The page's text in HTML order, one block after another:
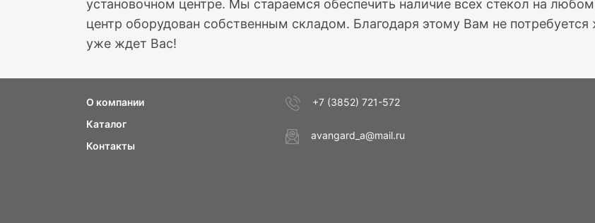
установочном центре. Мы стараемся обеспечить наличие всех стекол на
центр оборудован собственным складом. Благодаря этому Вам не
уже ждет Вас!
О компании
Каталог
Контакты
+7 (3852) 721-572
avangard_a@mail.ru